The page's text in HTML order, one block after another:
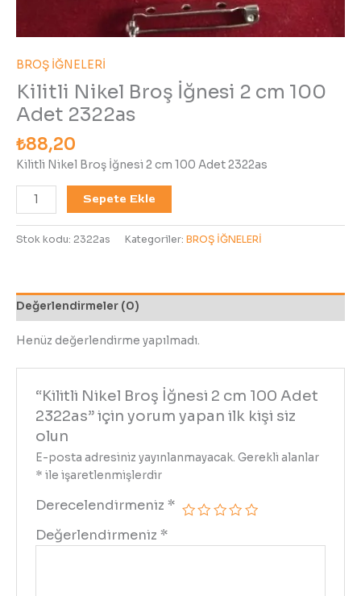
BROŞ İĞNELERİ
Kilitli Nikel Broş İğnesi 2 cm 100
Adet 2322as
₺88,20
Kilitli Nikel Broş İğnesi 2 cm 100 Adet 2322as
Sepete Ekle
Stok kodu: 2322as Kategoriler: BROŞ İĞNELERİ
Değerlendirmeler (0)
Henüz değerlendirme yapılmadı.
“Kilitli Nikel Broş İğnesi 2 cm 100 Adet
2322as” için yorum yapan ilk kişi siz
olun
E-posta adresiniz yayınlanmayacak. Gerekli alanlar
* ile işaretlenmişlerdir
Derecelendirmeniz *
Değerlendirmeniz *